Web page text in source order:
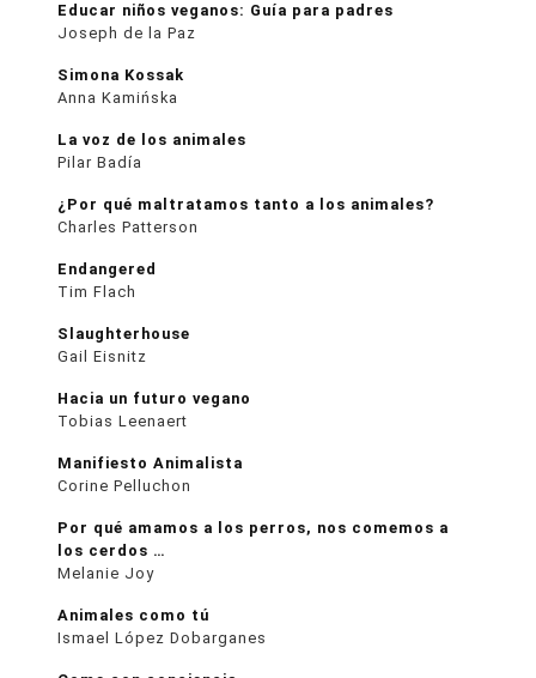
Educar niños veganos: Guía para padres
Joseph de la Paz
Simona Kossak
Anna Kamińska
La voz de los animales
Pilar Badía
¿Por qué maltratamos tanto a los animales?
Charles Patterson
Endangered
Tim Flach
Slaughterhouse
Gail Eisnitz
Hacia un futuro vegano
Tobias Leenaert
Manifiesto Animalista
Corine Pelluchon
Por qué amamos a los perros, nos comemos a
los cerdos …
Melanie Joy
Animales como tú
Ismael López Dobarganes